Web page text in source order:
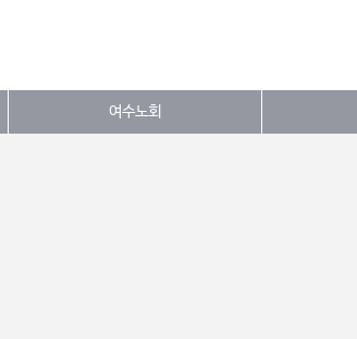
여수노회